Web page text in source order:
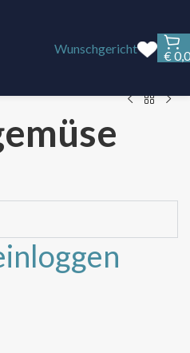
Wunschgericht €